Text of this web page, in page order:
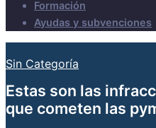
Formación
Ayudas y subvenciones
Sin Categoría
Estas son las
que cometen las